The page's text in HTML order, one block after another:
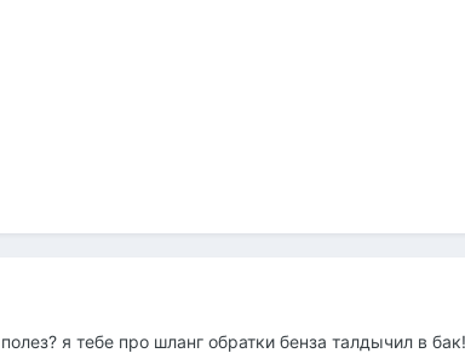
я тебе про шланг обратки бенза талдычил в